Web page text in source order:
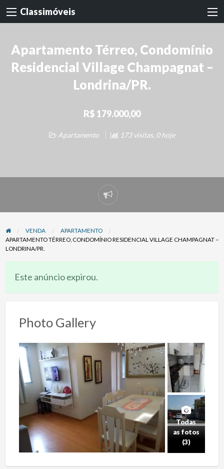
Classimóveis
Apartamento Térreo, Condomínio
Residencial Village Champagnat –
Londrina/PR.
R$ 179.000,00
Apartamento 173 visitas, 0 hoje
Denunciar
problema
VENDA
APARTAMENTO
APARTAMENTO TÉRREO, CONDOMÍNIO RESIDENCIAL VILLAGE CHAMPAGNAT –
LONDRINA/PR.
Este anúncio expirou.
Photo Gallery
Todas
as fotos
(3)